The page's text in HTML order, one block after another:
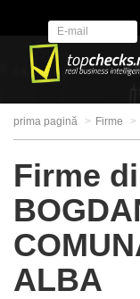
prima pagină Firme
Firme
ALBA